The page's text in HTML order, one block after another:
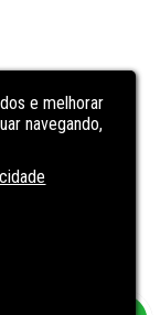
e melhorar
navegando,